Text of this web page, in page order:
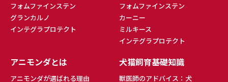
フォムファインステン
グランカルノ
インテグラプロテクト
フォムファインステン
カーニー
ミルキース
インテグラプロテクト
アニモンダとは
アニモンダが選ばれる理由
犬猫飼育基礎知識
獣医師のアドバイス：犬